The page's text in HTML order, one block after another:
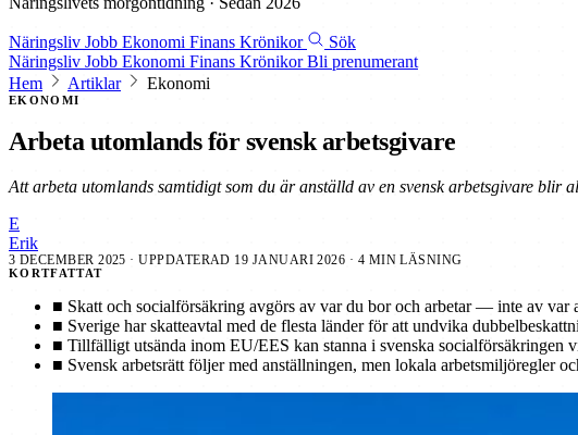
Näringsliv Jobb Ekonomi Finans Krönikor
Sök
Näringsliv Jobb Ekonomi Finans KrönikorBli prenumerant
Hem
Artiklar Ekonomi
EKONOMI
Arbeta utomlands för svensk arbetsgivare
Att arbeta utomlands samtidigt som du är anställd av en svensk arbetsgivare
E
Erik
3 DECEMBER 2025 · UPPDATERAD 19 JANUARI 2026 · 4 MIN LÄSNING
KORTFATTAT
■ Skatt och socialförsäkring avgörs av var du bor och arbetar — inte av var
■ Sverige har skatteavtal med de flesta länder för att undvika
■ Tillfälligt utsända inom EU/EES kan stanna i svenska socialförsäkringen
■ Svensk arbetsrätt följer med anställningen, men lokala arbetsmiljöregler